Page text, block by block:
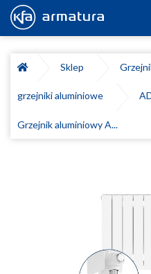
Sklep
grzejniki aluminiowe
Grzejnik aluminiowy A...